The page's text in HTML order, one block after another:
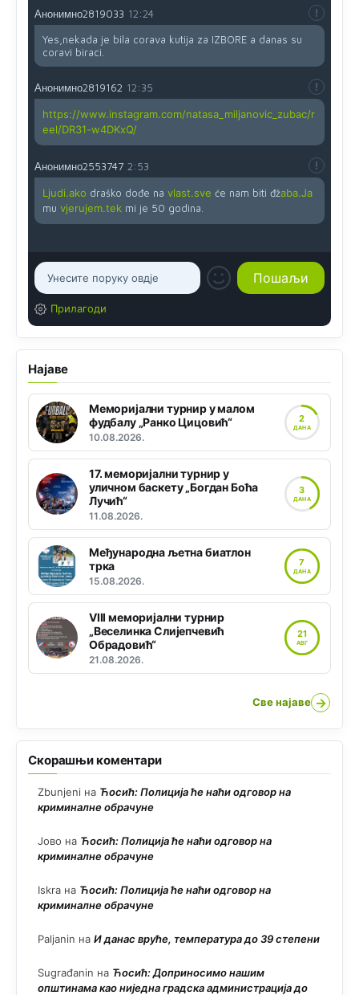
Анонимно2819033 12:24
Yes,nekada je bila corava kutija za IZBORE a danas su
coravi biraci.
Анонимно2819162 12:35
https://www.instagram.com/natasa_miljanovic_zubac/r
eel/DR31-w4DKxQ/
Анонимно2553747 2:53
Ljudi.ako draško dođe na vlast.sve će nam biti đžaba.Ja
mu vjerujem.tek mi je 50 godina.
Прилагоди
Најаве
Меморијални турнир у малом
фудбалу „Ранко Цицовић“
10.08.2026.
2
ДАНА
17. меморијални турнир у
уличном баскету „Богдан Боћа
Лучић“
11.08.2026.
3
ДАНА
Међународна љетна биатлон
трка
15.08.2026.
7
ДАНА
VIII меморијални турнир
„Веселинка Слијепчевић
Обрадовић“
21.08.2026.
21
АВГ
Све најаве →
Скорашњи коментари
Zbunjeni на Ћосић: Полиција ће наћи одговор на
криминалне обрачуне
Јово на Ћосић: Полиција ће наћи одговор на
криминалне обрачуне
Iskra на Ћосић: Полиција ће наћи одговор на
криминалне обрачуне
Paljanin на И данас вруће, температура до 39 степени
Sugrađanin на Ћосић: Доприносимо нашим
општинама као ниједна градска администрација до